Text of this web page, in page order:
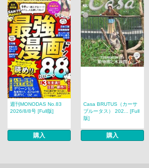
週刊MONODAS No.83
2026/8/8号 [Full版]
購入
Casa BRUTUS（カーサ
ブルータス） 202... [Full
版]
購入